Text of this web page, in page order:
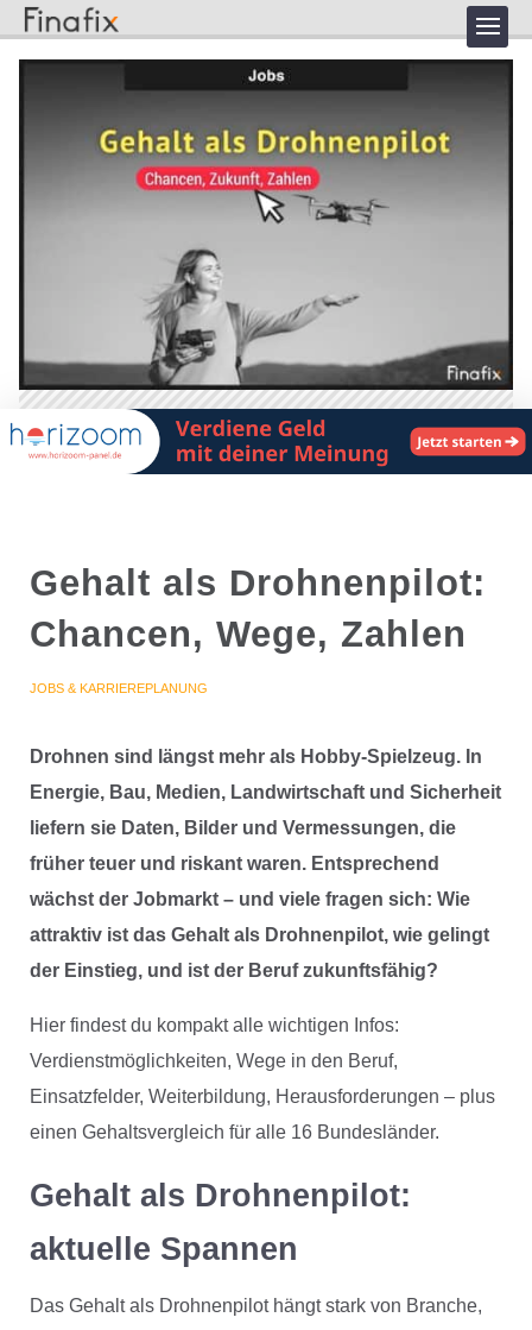
Gehalt als Drohnenpilot:
Chancen, Wege, Zahlen
JOBS & KARRIEREPLANUNG
Drohnen sind längst mehr als Hobby-Spielzeug. In
Energie, Bau, Medien, Landwirtschaft und Sicherheit
liefern sie Daten, Bilder und Vermessungen, die
früher teuer und riskant waren. Entsprechend
wächst der Jobmarkt – und viele fragen sich: Wie
attraktiv ist das Gehalt als Drohnenpilot, wie gelingt
der Einstieg, und ist der Beruf zukunftsfähig?
Hier findest du kompakt alle wichtigen Infos:
Verdienstmöglichkeiten, Wege in den Beruf,
Einsatzfelder, Weiterbildung, Herausforderungen – plus
einen Gehaltsvergleich für alle 16 Bundesländer.
Gehalt als Drohnenpilot:
aktuelle Spannen
Das Gehalt als Drohnenpilot hängt stark von Branche,